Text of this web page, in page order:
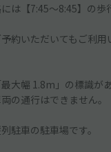
は【7:45～8:45】の歩
約いただいてもご利用
大幅 1.8m」の標識が
の通行はできません。
駐車の駐車場です。